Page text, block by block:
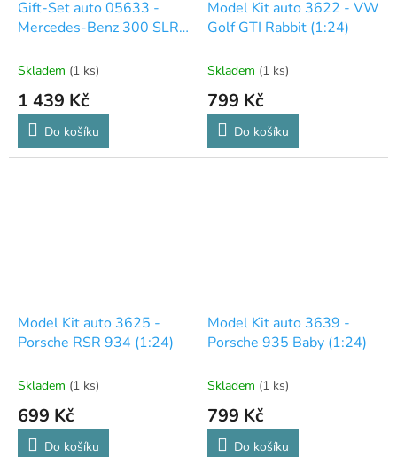
A
R
Gift-Set auto 05633 -
Mercedes-Benz 300 SLR
Skladem (1 ks)
1 439 Kč
Do košíku
Model Kit auto 3622 - VW
Golf GTI Rabbit (1:24)
Skladem (1 ks)
799 Kč
Do košíku
Model Kit auto 3625 -
Porsche RSR 934 (1:24)
Skladem (1 ks)
699 Kč
Do košíku
Model Kit auto 3639 -
Porsche 935 Baby (1:24)
Skladem (1 ks)
799 Kč
Do košíku